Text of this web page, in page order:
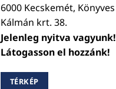
6000 Kecskemét, Könyves
Kálmán krt. 38.
Jelenleg nyitva vagyunk!
Látogasson el hozzánk!
TÉRKÉP